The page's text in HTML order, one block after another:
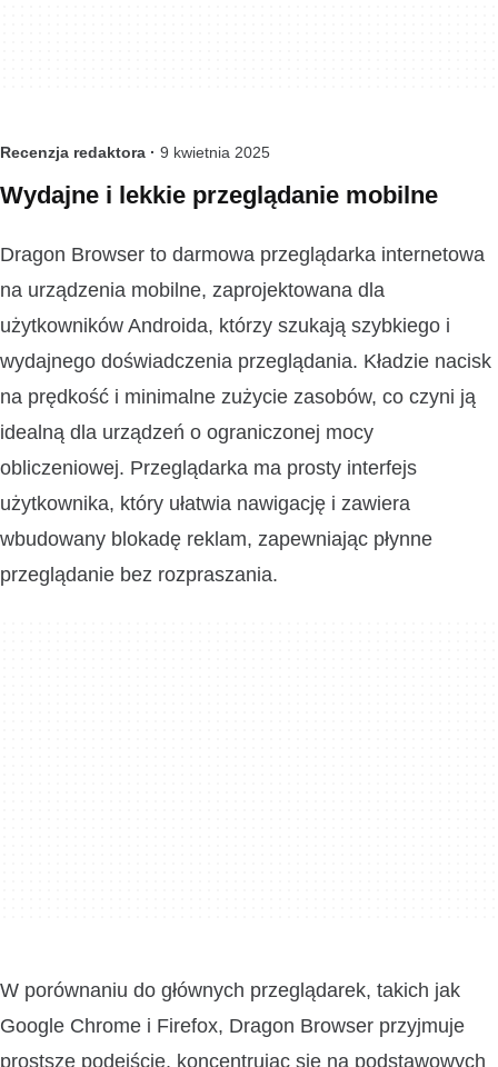
Recenzja redaktora · 9 kwietnia 2025
Wydajne i lekkie przeglądanie mobilne
Dragon Browser to darmowa przeglądarka internetowa
na urządzenia mobilne, zaprojektowana dla
użytkowników Androida, którzy szukają szybkiego i
wydajnego doświadczenia przeglądania. Kładzie nacisk
na prędkość i minimalne zużycie zasobów, co czyni ją
idealną dla urządzeń o ograniczonej mocy
obliczeniowej. Przeglądarka ma prosty interfejs
użytkownika, który ułatwia nawigację i zawiera
wbudowany blokadę reklam, zapewniając płynne
przeglądanie bez rozpraszania.
W porównaniu do głównych przeglądarek, takich jak
Google Chrome i Firefox, Dragon Browser przyjmuje
prostsze podejście, koncentrując się na podstawowych